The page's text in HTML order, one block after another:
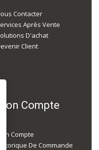
Contacter
Après Vente
D'achat
Client
Mon Compte
Mon Compte
Historique De Commande